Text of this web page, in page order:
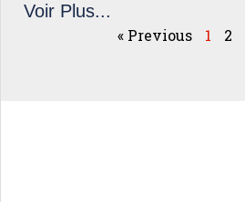
Voir Plus...
« Previous 1 2